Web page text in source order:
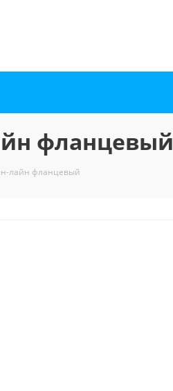
фланцевый
лайн фланцевый